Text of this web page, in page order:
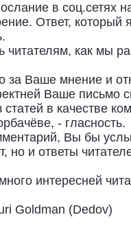
в соц.сетях
Ответ, который
читателям, как мы
за Ваше мнение и
Ваше письмо
в качестве
- гласность.
Вы бы
но и ответы
интересней
Goldman (Dedov)